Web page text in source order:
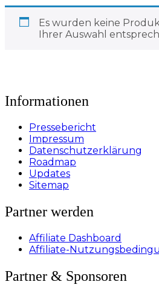
Es wurden keine
Ihrer Auswahl
Informationen
Pressebericht
Impressum
Datenschutzerklärung
Roadmap
Updates
Sitemap
Partner werden
Affiliate Dashboard
Affiliate-
Partner & Sponsoren